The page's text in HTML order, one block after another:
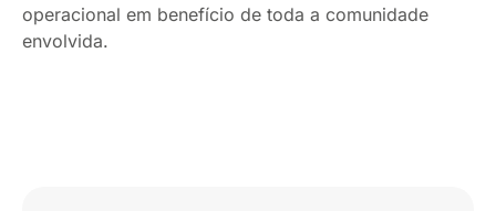
operacional em benefício de toda a comunidade
envolvida.